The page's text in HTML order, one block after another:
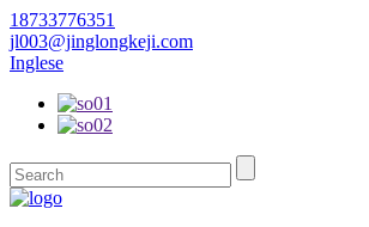
18733776351
jl003@jinglongkeji.com
Inglese